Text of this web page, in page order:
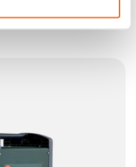
di guida e attacco per